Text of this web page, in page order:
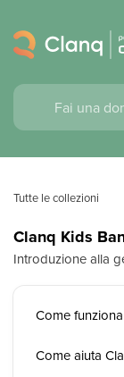
Tutte le collezioni
Clanq Kids
Introduzione alla
Come
Come aiuta